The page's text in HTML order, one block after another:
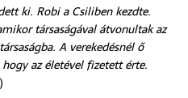
ki. Robi a Csiliben kezdte.
társaságával átvonultak az
A verekedésnél ő
az életével fizetett érte.